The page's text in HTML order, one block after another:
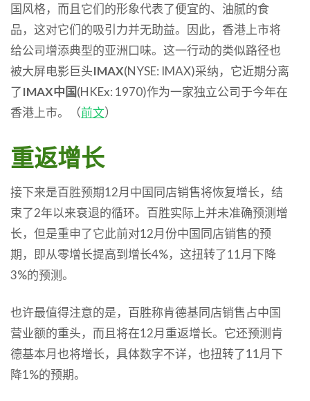
国风格，而且它们的形象代表了便宜的、油腻的食
品，这对它们的吸引力并无助益。因此，香港上市将
给公司增添典型的亚洲口味。这一行动的类似路径也
被大屏电影巨头IMAX(NYSE: IMAX)采纳，它近期分离
了IMAX中国(HKEx: 1970)作为一家独立公司于今年在
香港上市。（前文）
重返增长
接下来是百胜预期12月中国同店销售将恢复增长，结
束了2年以来衰退的循环。百胜实际上并未准确预测增
长，但是重申了它此前对12月份中国同店销售的预
期，即从零增长提高到增长4%，这扭转了11月下降
3%的预测。
也许最值得注意的是，百胜称肯德基同店销售占中国
营业额的重头，而且将在12月重返增长。它还预测肯
德基本月也将增长，具体数字不详，也扭转了11月下
降1%的预期。